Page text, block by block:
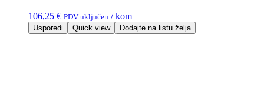
106,25 € PDV uključen / kom
Usporedi Quick view Dodajte na listu želja